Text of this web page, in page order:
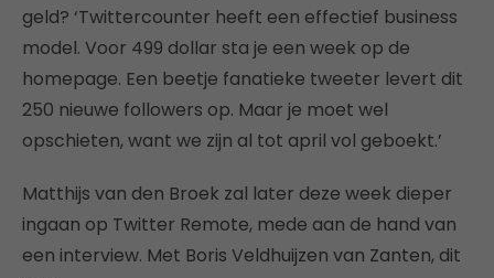
geld? ‘Twittercounter heeft een effectief business
model. Voor 499 dollar sta je een week op de
homepage. Een beetje fanatieke tweeter levert dit
250 nieuwe followers op. Maar je moet wel
opschieten, want we zijn al tot april vol geboekt.’
Matthijs van den Broek zal later deze week dieper
ingaan op Twitter Remote, mede aan de hand van
een interview. Met Boris Veldhuijzen van Zanten, dit